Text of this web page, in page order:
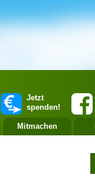
Jetzt
spenden!
Mitmachen